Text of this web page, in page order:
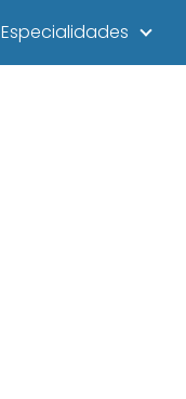
Especialidades